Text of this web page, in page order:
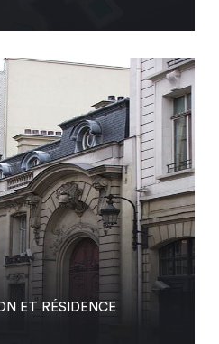
ET RÉSIDENCE